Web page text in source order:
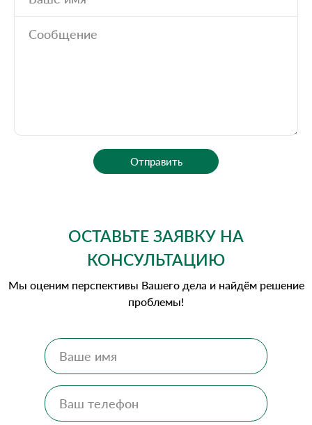
Отправить
ОСТАВЬТЕ ЗАЯВКУ НА
КОНСУЛЬТАЦИЮ
Мы оценим перспективы Вашего дела и найдём решение
проблемы!